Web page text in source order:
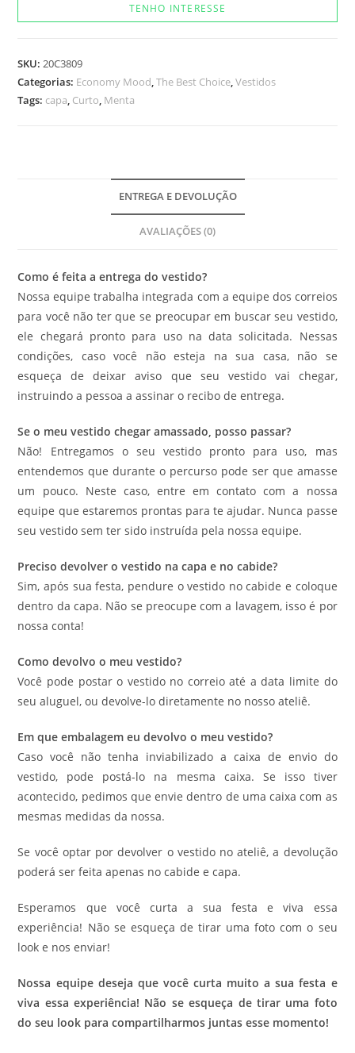
TENHO INTERESSE
SKU:20C3809
Categorias: Economy Mood,The Best Choice,Vestidos
Tags: capa, Curto, Menta
ENTREGA E DEVOLUÇÃO
AVALIAÇÕES (0)
Como é feita a entrega do vestido?
Nossa equipe trabalha integrada com a equipe dos correios
para você não ter que se preocupar em buscar seu vestido,
ele chegará pronto para uso na data solicitada. Nessas
condições, caso você não esteja na sua casa, não se
esqueça de deixar aviso que seu vestido vai chegar,
instruindo a pessoa a assinar o recibo de entrega.
Se o meu vestido chegar amassado, posso passar?
Não! Entregamos o seu vestido pronto para uso, mas
entendemos que durante o percurso pode ser que amasse
um pouco. Neste caso, entre em contato com a nossa
equipe que estaremos prontas para te ajudar. Nunca passe
seu vestido sem ter sido instruída pela nossa equipe.
Preciso devolver o vestido na capa e no cabide?
Sim, após sua festa, pendure o vestido no cabide e coloque
dentro da capa. Não se preocupe com a lavagem, isso é por
nossa conta!
Como devolvo o meu vestido?
Você pode postar o vestido no correio até a data limite do
seu aluguel, ou devolve-lo diretamente no nosso ateliê.
Em que embalagem eu devolvo o meu vestido?
Caso você não tenha inviabilizado a caixa de envio do
vestido, pode postá-lo na mesma caixa. Se isso tiver
acontecido, pedimos que envie dentro de uma caixa com as
mesmas medidas da nossa.
Se você optar por devolver o vestido no ateliê, a devolução
poderá ser feita apenas no cabide e capa.
Esperamos que você curta a sua festa e viva essa
experiência! Não se esqueça de tirar uma foto com o seu
look e nos enviar!
Nossa equipe deseja que você curta muito a sua festa e
viva essa experiência! Não se esqueça de tirar uma foto
do seu look para compartilharmos juntas esse momento!